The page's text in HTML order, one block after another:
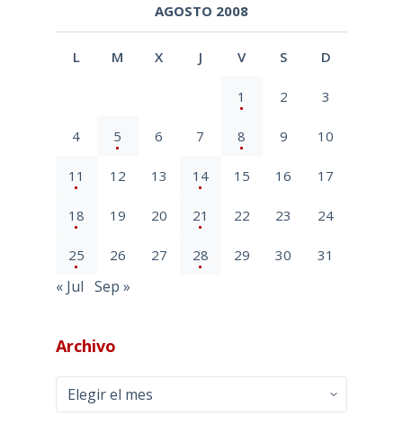
AGOSTO 2008
L M X J V S D
1 2 3
4 5 6 7 8 9 10
11 12 13 14 15 16 17
18 19 20 21 22 23 24
25 26 27 28 29 30 31
« Jul Sep »
Archivo
Archivo